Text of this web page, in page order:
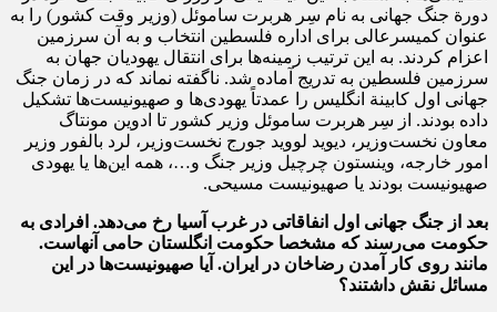
دورة جنگ جهانی به نام سِر هربرت ساموئل (وزیر وقت کشور) را به
عنوان کمیسرعالی برای اداره فلسطین انتخاب و به آن سرزمین
اعزام کردند. به این ترتیب زمینه‌ها برای انتقال یهودیان جهان به
سرزمین فلسطین به تدریج آماده شد. ناگفته نماند که در زمان جنگ
جهانی اول کابینة انگلیس را عمدتاً یهودی‌ها و صهیونیست‌ها تشکیل
داده بودند. از سِر هربرت ساموئل وزیر کشور تا ادوین مونتاگ
معاون نخست‌وزیر، دیوید لووید جورج نخست‌وزیر، لرد بالفور وزیر
امور خارجه، وینستون چرچیل وزیر جنگ و…، همه این‌ها یا یهودی
صهیونیست بودند یا صهیونیست مسیحی.
بعد از جنگ جهانی اول انفاقاتی در غرب آسیا رخ می‌دهد. افرادی به
حکومت می‌رسند که مشخصا حکومت انگلستان حامی آنهاست.
مانند روی کار آمدن رضاخان در ایران. آیا صهیونیست‌ها در این
مسائل نقش داشتند؟